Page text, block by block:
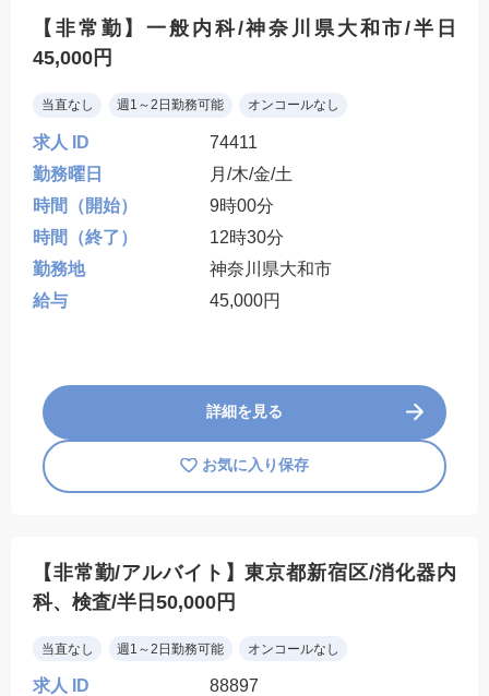
【非常勤】一般内科/神奈川県大和市/半日
45,000円
当直なし 週1～2日勤務可能 オンコールなし
求人 ID
74411
勤務曜日
月/木/金/土
時間（開始）
9時00分
時間（終了）
12時30分
勤務地
神奈川県大和市
給与
45,000円
詳細を見る
お気に入り保存
【非常勤/アルバイト】東京都新宿区/消化器内
科、検査/半日50,000円
当直なし 週1～2日勤務可能 オンコールなし
求人 ID
88897